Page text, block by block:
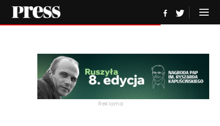
Reklama